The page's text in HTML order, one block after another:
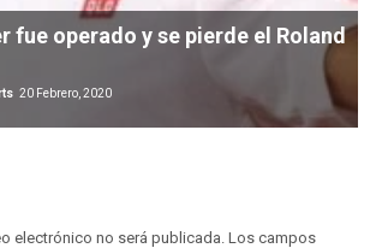
fue operado y se pierde el Roland
20 Febrero, 2020
electrónico no será publicada. Los campos